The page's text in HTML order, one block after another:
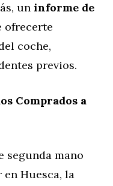
un informe de
ofrecerte
coche,
previos.
Comprados a
segunda mano
Huesca, la